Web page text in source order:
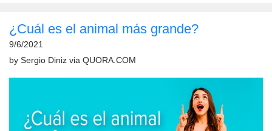
¿Cuál es el animal más grande?
9/6/2021
by Sergio Diniz via QUORA.COM